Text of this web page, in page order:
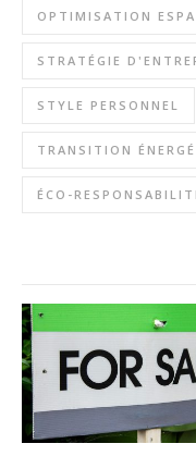
OPTIMISATION
STRATÉGIE
STYLE PERSONNEL
TRANSITION
ÉCO-